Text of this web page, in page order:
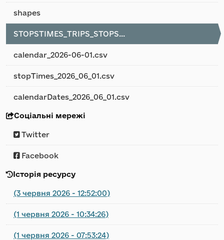
shapes
STOPSTIMES_TRIPS_STOPS...
calendar_2026-06-01.csv
stopTimes_2026_06_01.csv
calendarDates_2026_06_01.csv
Соціальні мережі
Twitter
Facebook
Історія ресурсу
(3 червня 2026 - 12:52:00)
(1 червня 2026 - 10:34:26)
(1 червня 2026 - 07:53:24)